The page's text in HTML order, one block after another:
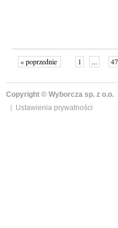
« poprzednie 1 ...
Copyright © Wyborcza sp. z o.o.
Ustawienia prywatności